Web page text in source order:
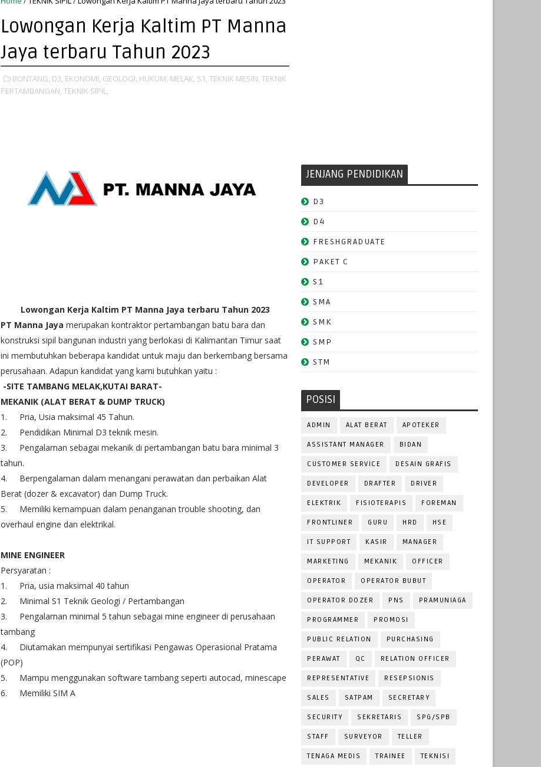
Lowongan Kerja Kaltim PT Manna
Jaya terbaru Tahun 2023
BONTANG, D3, EKONOMI, GEOLOGI, HUKUM, MELAK, S1, TEKNIK MESIN, TEKNIK
PERTAMBANGAN, TEKNIK SIPIL,
Lowongan Kerja Kaltim PT Manna Jaya terbaru Tahun 2023
PT Manna Jaya merupakan kontraktor pertambangan batu bara dan
konstruksi sipil bangunan industri yang berlokasi di Kalimantan Timur saat
ini membutuhkan beberapa kandidat untuk maju dan berkembang bersama
perusahaan. Adapun kandidat yang kami butuhkan yaitu :
-SITE TAMBANG MELAK,KUTAI BARAT-
MEKANIK (ALAT BERAT & DUMP TRUCK)
1.
Pria, Usia maksimal 45 Tahun.
2.
Pendidikan Minimal D3 teknik mesin.
3.
Pengalaman sebagai mekanik di pertambangan batu bara minimal 3
tahun.
4.
Berpengalaman dalam menangani perawatan dan perbaikan Alat
Berat (dozer & excavator) dan Dump Truck.
5.
Memiliki kemampuan dalam penanganan trouble shooting, dan
overhaul engine dan elektrikal.
MINE ENGINEER
Persyaratan :
1.
Pria, usia maksimal 40 tahun
2.
Minimal S1 Teknik Geologi / Pertambangan
3.
Pengalaman minimal 5 tahun sebagai mine engineer di perusahaan
tambang
4.
Diutamakan mempunyai sertifikasi Pengawas Operasional Pratama
(POP)
5.
Mampu menggunakan software tambang seperti autocad, minescape
6.
Memiliki SIM A
JENJANG PENDIDIKAN
D3
D4
FRESHGRADUATE
PAKET C
S1
SMA
SMK
SMP
STM
POSISI
ADMIN ALAT BERAT APOTEKER
ASSISTANT MANAGER BIDAN
CUSTOMER SERVICE DESAIN GRAFIS
DEVELOPER DRAFTER DRIVER
ELEKTRIK FISIOTERAPIS FOREMAN
FRONTLINER GURU HRD HSE
IT SUPPORT KASIR MANAGER
MARKETING MEKANIK OFFICER
OPERATOR OPERATOR BUBUT
OPERATOR DOZER PNS PRAMUNIAGA
PROGRAMMER PROMOSI
PUBLIC RELATION PURCHASING
PERAWAT QC RELATION OFFICER
REPRESENTATIVE RESEPSIONIS
SALES SATPAM SECRETARY
SECURITY SEKRETARIS SPG/SPB
STAFF SURVEYOR TELLER
TENAGA MEDIS TRAINEE TEKNISI